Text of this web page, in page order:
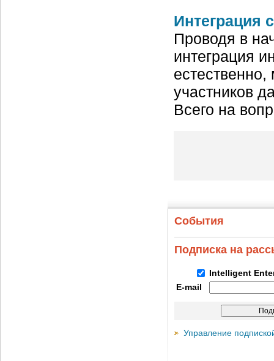
Интеграция
Проводя в
интеграция
участников
Всего на
События
Подписка на
Intelligent
E-mail
Управление